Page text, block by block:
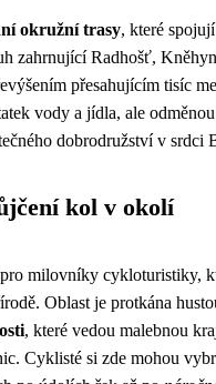
okružní trasy, které
zahrnující Radhošť,
přesahujícím tisíc
vody a jídla, ale
dobrodružství v srdci
kol v okolí
milovníky cykloturistiky,
Oblast je protkána
, které vedou malebnou
Cyklisté si zde mohou